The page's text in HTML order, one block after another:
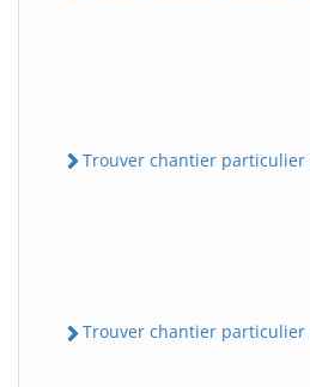
Trouver chantier particulier
Trouver chantier particulier